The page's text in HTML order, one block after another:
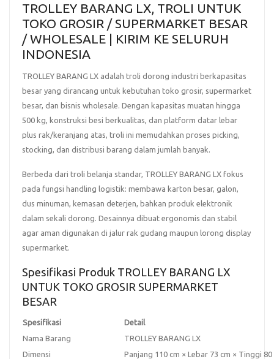
TROLLEY BARANG LX, TROLI UNTUK
TOKO GROSIR / SUPERMARKET BESAR
/ WHOLESALE | KIRIM KE SELURUH
INDONESIA
TROLLEY BARANG LX adalah troli dorong industri berkapasitas
besar yang dirancang untuk kebutuhan toko grosir, supermarket
besar, dan bisnis wholesale . Dengan kapasitas muatan hingga
500 kg , konstruksi besi berkualitas, dan platform datar lebar
plus rak/keranjang atas, troli ini memudahkan proses picking,
stocking, dan distribusi barang dalam jumlah banyak.
Berbeda dari troli belanja standar, TROLLEY BARANG LX fokus
pada fungsi handling logistik: membawa karton besar, galon,
dus minuman, kemasan deterjen, bahkan produk elektronik
dalam sekali dorong. Desainnya dibuat ergonomis dan stabil
agar aman digunakan di jalur rak gudang maupun lorong display
supermarket.
Spesifikasi Produk TROLLEY BARANG LX
UNTUK TOKO GROSIR SUPERMARKET
BESAR
Spesifikasi
Detail
Nama Barang
TROLLEY BARANG LX
Dimensi
Panjang 110 cm × Lebar 73 cm × Tinggi 80